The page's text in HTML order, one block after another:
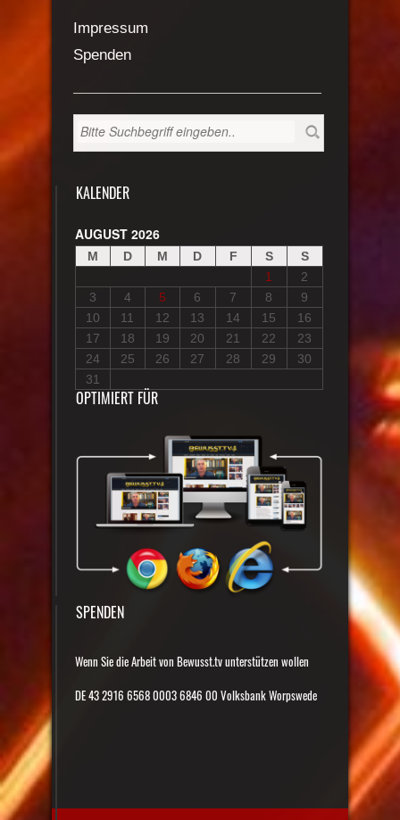
Impressum
Spenden
KALENDER
AUGUST 2026
M D M D F S
S
1
2
3
4 5 6 7 8
9
10
11 12 13 14 15
16
17
18 19 20 21 22
23
24
25 26 27 28 29
30
31
OPTIMIERT FÜR
SPENDEN
Wenn Sie die Arbeit von Bewusst.tv unterstützen wollen
DE 43 2916 6568 0003 6846 00 Volksbank Worpswede